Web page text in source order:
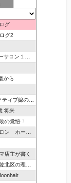
グ
グ2
公式ブログ
から
ブ嫁のblog
将来
の覚悟！
プヘアーズ
店主が書く
の理美容院